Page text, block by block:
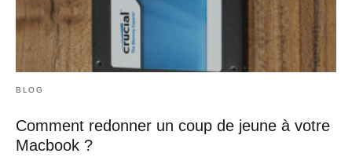
BLOG
Comment redonner un coup de jeune à votre
Macbook ?